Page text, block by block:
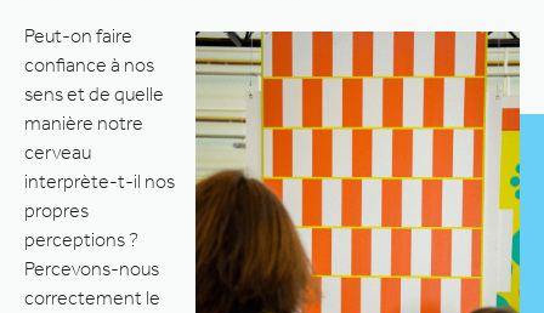
Peut-on faire
confiance à nos
sens et de quelle
manière notre
cerveau
interprète-t-il nos
propres
perceptions ?
Percevons-nous
correctement le